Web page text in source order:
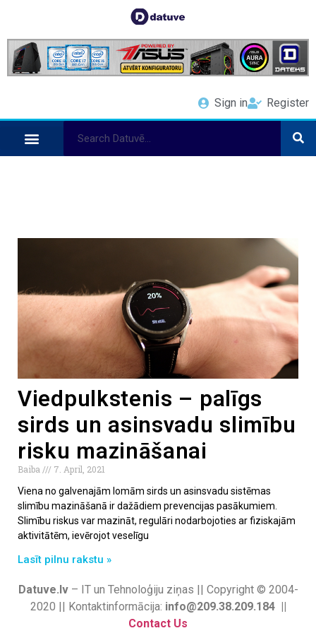
Sign in Register
Viedpulkstenis – palīgs
sirds un asinsvadu slimību
risku mazināšanai
Baiba
7. April, 2021
Viena no galvenajām lomām sirds un asinsvadu sistēmas
slimību mazināšanā ir dažādiem prevencijas pasākumiem.
Slimību riskus var mazināt, regulāri nodarbojoties ar fiziskajām
aktivitātēm, ievērojot veselīgu
Lasīt pilnu rakstu »
Datuve.lv– IT un Tehnoloģiju ziņas || Copyright © 2004-
2020 || Kontaktinformācija: info@209.38.209.184 ||
Contact Us